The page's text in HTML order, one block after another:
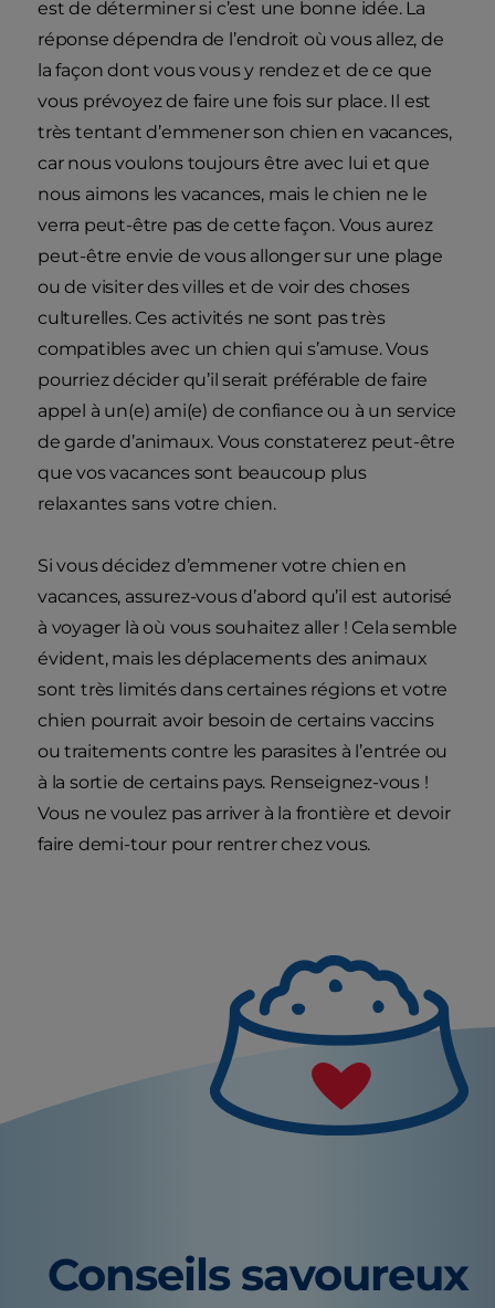
est de déterminer si c’est une bonne idée. La
réponse dépendra de l’endroit où vous allez, de
la façon dont vous vous y rendez et de ce que
vous prévoyez de faire une fois sur place. Il est
très tentant d’emmener son chien en vacances,
car nous voulons toujours être avec lui et que
nous aimons les vacances, mais le chien ne le
verra peut-être pas de cette façon. Vous aurez
peut-être envie de vous allonger sur une plage
ou de visiter des villes et de voir des choses
culturelles. Ces activités ne sont pas très
compatibles avec un chien qui s’amuse. Vous
pourriez décider qu’il serait préférable de faire
appel à un(e) ami(e) de confiance ou à un service
de garde d’animaux. Vous constaterez peut-être
que vos vacances sont beaucoup plus
relaxantes sans votre chien.
Si vous décidez d’emmener votre chien en
vacances, assurez-vous d’abord qu’il est autorisé
à voyager là où vous souhaitez aller ! Cela semble
évident, mais les déplacements des animaux
sont très limités dans certaines régions et votre
chien pourrait avoir besoin de certains vaccins
ou traitements contre les parasites à l’entrée ou
à la sortie de certains pays. Renseignez-vous !
Vous ne voulez pas arriver à la frontière et devoir
faire demi-tour pour rentrer chez vous.
Conseils savoureux